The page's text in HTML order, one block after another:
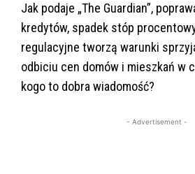
Jak podaje „The Guardian”,
kredytów, spadek stóp
regulacyjne tworzą warunki
odbiciu cen domów i mieszkań w
kogo to dobra wiadomość?
- Advertisement -